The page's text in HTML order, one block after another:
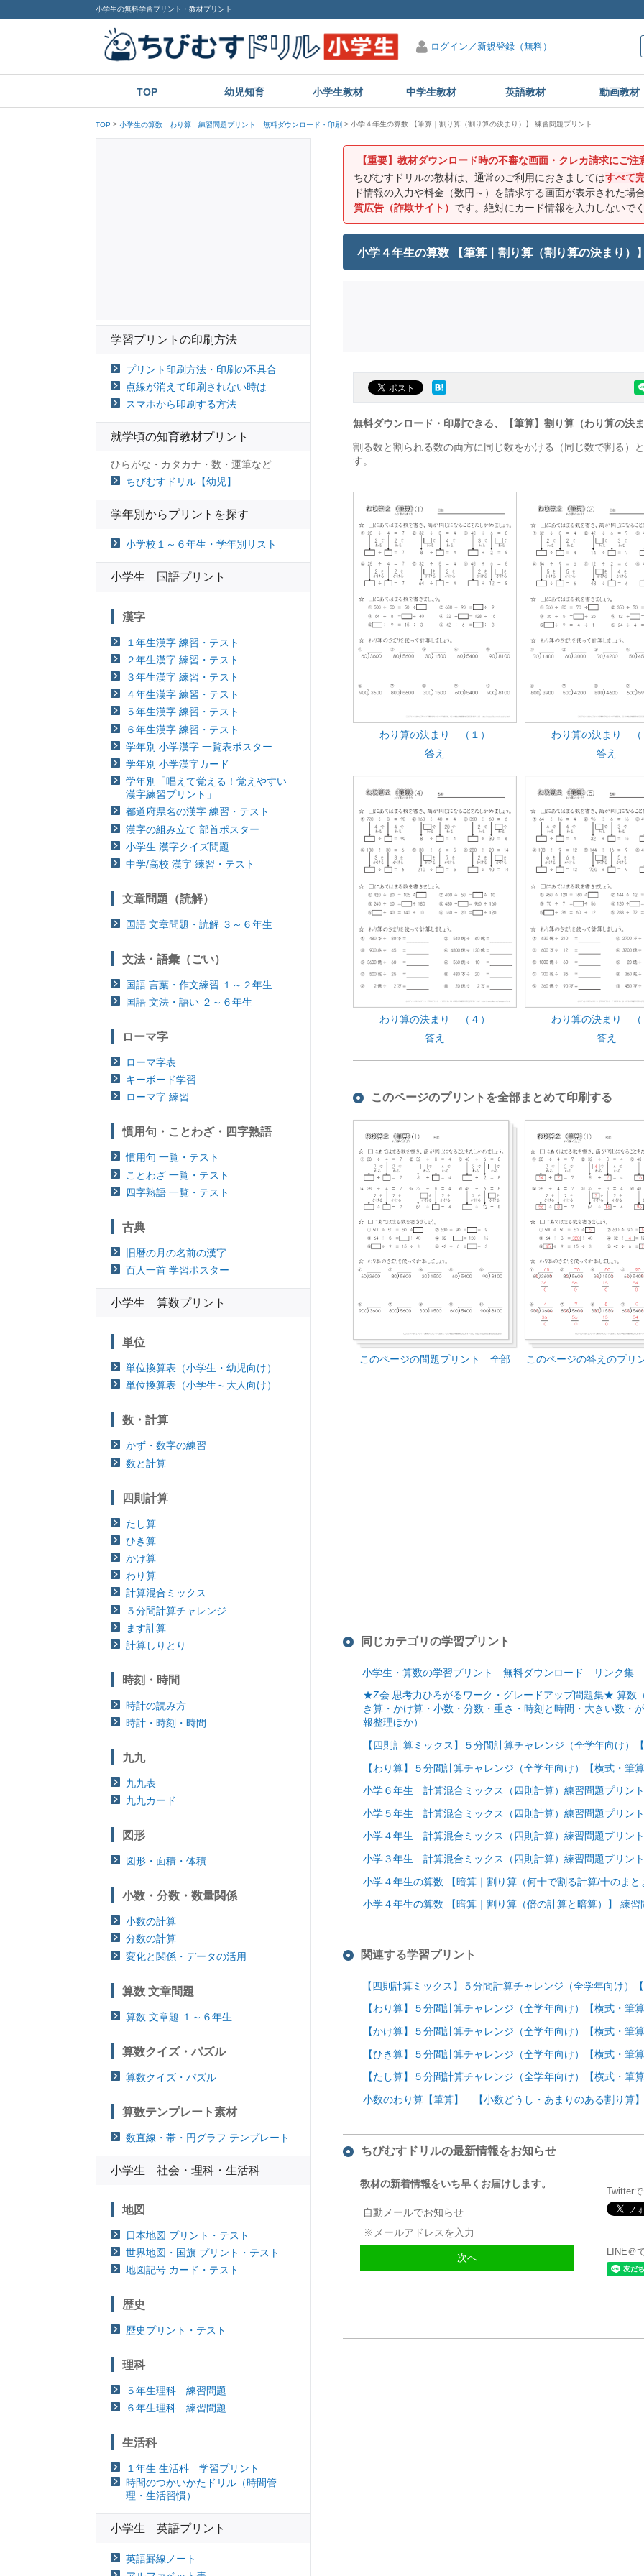
小学生の無料学習プリント・教材プリント
ログイン／新規登録（無料）
TOP 幼児知育 小学生教材 中学生教材 英語教材 動画教材
TOP 小学生の算数 わり算 練習問題プリント 無料ダウンロード・印刷 小学４年生の算数 【筆算｜割り算（割り算の決まり）】 練習問題プリント
【重要】教材ダウンロード時の不審な画面・クレカ請求にご注
ちびむすドリルの教材は、通常のご利用におきましてはすべて
ド情報の入力や料金（数円～）を請求する画面が表示された場
質広告（詐欺サイト） です。絶対にカード情報を入力しないで
小学４年生の算数 【筆算｜割り算（割り算の決まり）
無料ダウンロード・印刷できる、【筆算】割り算（わり算の決
割る数と割られる数の両方に同じ数をかける（同じ数で割る）
す。
わり算の決まり （１）
答え
わり算の決まり （
答え
わり算の決まり （４）
答え
わり算の決まり （
答え
このページのプリントを全部まとめて印刷する
このページの問題プリント 全部 このページの答えのプ
同じカテゴリの学習プリント
小学生・算数の学習プリント 無料ダウンロード リンク集
★Z会 思考力ひろがるワーク・グレードアップ問題集★ 算数
き算・かけ算・小数・分数・重さ・時刻と時間・大きい数・
報整理ほか）
【四則計算ミックス】５分間計算チャレンジ（全学年向け）
【わり算】５分間計算チャレンジ（全学年向け）【横式・筆
小学６年生 計算混合ミックス（四則計算）練習問題プリント
小学５年生 計算混合ミックス（四則計算）練習問題プリント
小学４年生 計算混合ミックス（四則計算）練習問題プリント
小学３年生 計算混合ミックス（四則計算）練習問題プリント
小学４年生の算数 【暗算｜割り算（何十で割る計算/十のま
小学４年生の算数 【暗算｜割り算（倍の計算と暗算）】 練習
関連する学習プリント
【四則計算ミックス】５分間計算チャレンジ（全学年向け）
【わり算】５分間計算チャレンジ（全学年向け）【横式・筆
【かけ算】５分間計算チャレンジ（全学年向け）【横式・筆
【ひき算】５分間計算チャレンジ（全学年向け）【横式・筆
【たし算】５分間計算チャレンジ（全学年向け）【横式・筆
小数のわり算【筆算】 【小数どうし・あまりのある割り算】
ちびむすドリルの最新情報をお知らせ
教材の新着情報をいち早くお届けします。
自動メールでお知らせ
Twitter
LINE＠
学習プリントの印刷方法
プリント印刷方法・印刷の不具合
点線が消えて印刷されない時は
スマホから印刷する方法
就学頃の知育教材プリント
ひらがな・カタカナ・数・運筆など
ちびむすドリル【幼児】
学年別からプリントを探す
小学校１～６年生・学年別リスト
小学生 国語プリント
漢字
１年生漢字 練習・テスト
２年生漢字 練習・テスト
３年生漢字 練習・テスト
４年生漢字 練習・テスト
５年生漢字 練習・テスト
６年生漢字 練習・テスト
学年別 小学漢字 一覧表ポスター
学年別 小学漢字カード
学年別「唱えて覚える！覚えやすい
漢字練習プリント」
都道府県名の漢字 練習・テスト
漢字の組み立て 部首ポスター
小学生 漢字クイズ問題
中学/高校 漢字 練習・テスト
文章問題（読解）
国語 文章問題・読解 ３～６年生
文法・語彙（ごい）
国語 言葉・作文練習 １～２年生
国語 文法・語い ２～６年生
ローマ字
ローマ字表
キーボード学習
ローマ字 練習
慣用句・ことわざ・四字熟語
慣用句 一覧・テスト
ことわざ 一覧・テスト
四字熟語 一覧・テスト
古典
旧暦の月の名前の漢字
百人一首 学習ポスター
小学生 算数プリント
単位
単位換算表（小学生・幼児向け）
単位換算表（小学生～大人向け）
数・計算
かず・数字の練習
数と計算
四則計算
たし算
ひき算
かけ算
わり算
計算混合ミックス
５分間計算チャレンジ
ます計算
計算しりとり
時刻・時間
時計の読み方
時計・時刻・時間
九九
九九表
九九カード
図形
図形・面積・体積
小数・分数・数量関係
小数の計算
分数の計算
変化と関係・データの活用
算数 文章問題
算数 文章題 １～６年生
算数クイズ・パズル
算数クイズ・パズル
算数テンプレート素材
数直線・帯・円グラフ テンプレート
小学生 社会・理科・生活科
地図
日本地図 プリント・テスト
世界地図・国旗 プリント・テスト
地図記号 カード・テスト
歴史
歴史プリント・テスト
理科
５年生理科 練習問題
６年生理科 練習問題
生活科
１年生 生活科 学習プリント
時間のつかいかたドリル（時間管
理・生活習慣）
小学生 英語プリント
英語罫線ノート